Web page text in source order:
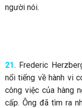
người nói.
21. Frederic
nổi tiếng về hành vi
công việc của hàng
cấp. Ông đã tìm ra